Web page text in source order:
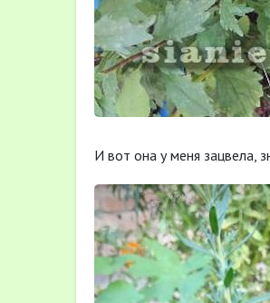
И вот она у меня зацвела,